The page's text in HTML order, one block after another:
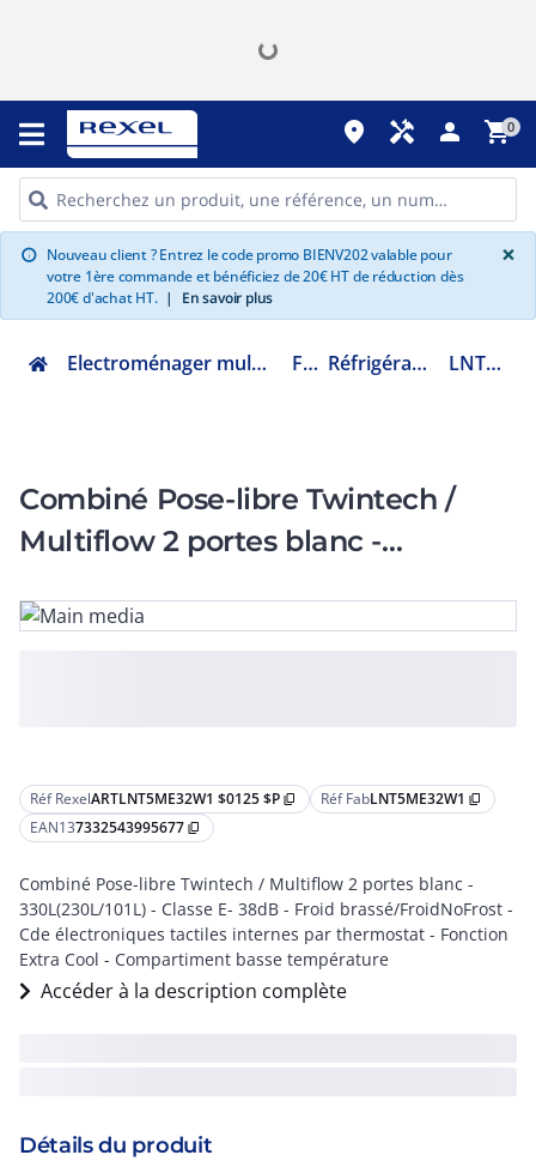
place handyman person shopping_cart0
info Nouveau client ? Entrez le code promo BIENV202 valable pour
votre 1ère commande et bénéficiez de 20€ HT de réduction dès
200€ d'achat HT. | En savoir plus
×
Electroménager multimédia et informatique Froid Réfrigérateur combiné LNT5ME32W1
Combiné Pose-libre Twintech /
Multiflow 2 portes blanc -
Réf RexelARTLNT5ME32W1 $0125 $P content_copy Réf FabLNT5ME32W1 content_copy
EAN137332543995677 content_copy
Combiné Pose-libre Twintech / Multiflow 2 portes blanc -
330L(230L/101L) - Classe E- 38dB - Froid brassé/FroidNoFrost -
Cde électroniques tactiles internes par thermostat - Fonction
Extra Cool - Compartiment basse température
Accéder à la description complète
Détails du produit